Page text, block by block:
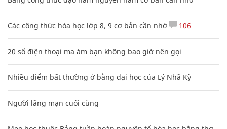
Các công thức hóa học lớp 8, 9 cơ bản cần nhớ 106
20 số điện thoại ma ám bạn không bao giờ nên gọi
Nhiều điểm bất thường ở bằng đại học của Lý Nhã Kỳ
Người lãng mạn cuối cùng